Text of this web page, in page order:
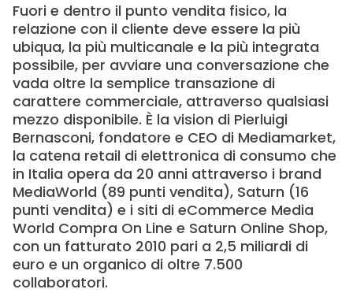
Fuori e dentro il punto vendita fisico, la
relazione con il cliente deve essere la più
ubiqua, la più multicanale e la più integrata
possibile, per avviare una conversazione che
vada oltre la semplice transazione di
carattere commerciale, attraverso qualsiasi
mezzo disponibile. È la vision di Pierluigi
Bernasconi, fondatore e CEO di Mediamarket,
la catena retail di elettronica di consumo che
in Italia opera da 20 anni attraverso i brand
MediaWorld (89 punti vendita), Saturn (16
punti vendita) e i siti di eCommerce Media
World Compra On Line e Saturn Online Shop,
con un fatturato 2010 pari a 2,5 miliardi di
euro e un organico di oltre 7.500
collaboratori.